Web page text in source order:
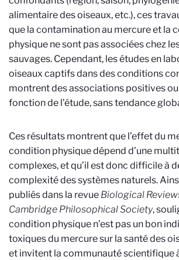
alimentaire des oiseaux, etc.), ces
que la contamination au mercure et la
physique ne sont pas associées chez
sauvages. Cependant, les études en
oiseaux captifs dans des conditions
montrent des associations positives
fonction de l’étude, sans tendance
Ces résultats montrent que l’effet du
condition physique dépend d’une
complexes, et qu’il est donc difficile à
complexité des systèmes naturels.
publiés dans la revue Biological
Cambridge Philosophical Society,
condition physique n’est pas un bon
toxiques du mercure sur la santé des
et invitent la communauté scientifique